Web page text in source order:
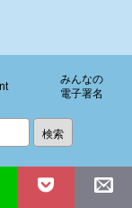
みんなの
電子署名